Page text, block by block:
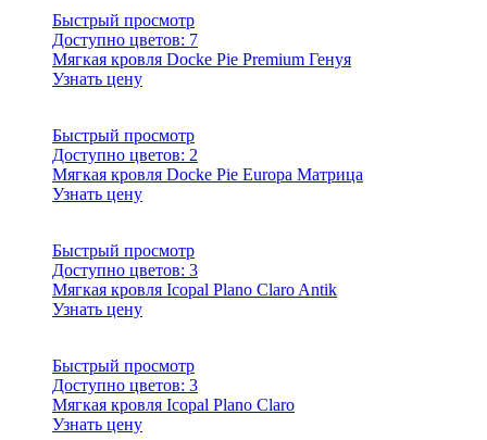
Быстрый просмотр
Доступно цветов: 7
Мягкая кровля Docke Pie Premium Генуя
Узнать цену
Быстрый просмотр
Доступно цветов: 2
Мягкая кровля Docke Pie Europa Матрица
Узнать цену
Быстрый просмотр
Доступно цветов: 3
Мягкая кровля Icopal Plano Claro Antik
Узнать цену
Быстрый просмотр
Доступно цветов: 3
Мягкая кровля Icopal Plano Claro
Узнать цену